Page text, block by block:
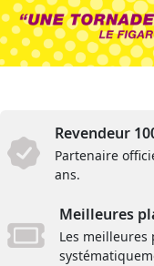
Revendeur
Partenaire
ans.
Meilleures
Les meilleures